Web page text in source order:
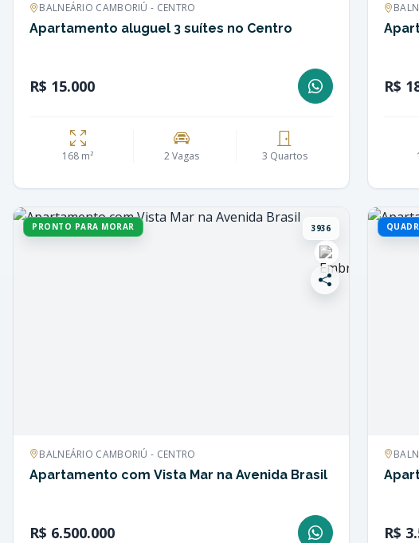
BALNEÁRIO CAMBORIÚ - CENTRO
Apartamento aluguel 3 suítes no Centro
R$ 15.000
168 m² 2 Vagas 3 Quartos
R$
PRONTO PARA MORAR 3936
BALNEÁRIO CAMBORIÚ - CENTRO
Apartamento com Vista Mar na Avenida Brasil
R$ 6.500.000 R$